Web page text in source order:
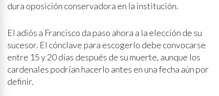
dura oposición conservadora en la institución.
El adiós a Francisco da paso ahora a la elección de su
sucesor. El cónclave para escogerlo debe convocarse
entre 15 y 20 días después de su muerte, aunque los
cardenales podrían hacerlo antes en una fecha aún por
definir.